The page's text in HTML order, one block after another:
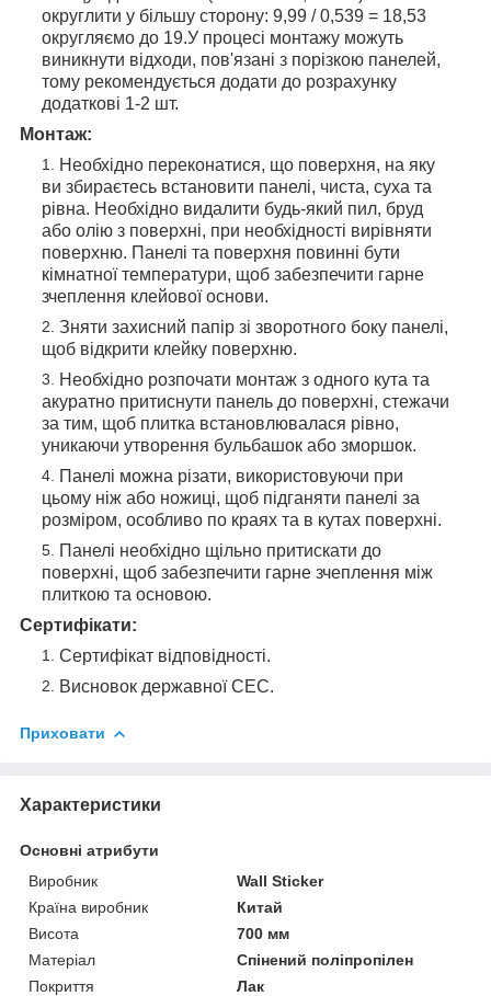
округлити у більшу сторону: 9,99 / 0,539 = 18,53
округляємо до 19.У процесі монтажу можуть
виникнути відходи, пов'язані з порізкою панелей,
тому рекомендується додати до розрахунку
додаткові 1-2 шт.
Монтаж:
Необхідно переконатися, що поверхня, на яку
ви збираєтесь встановити панелі, чиста, суха та
рівна. Необхідно видалити будь-який пил, бруд
або олію з поверхні, при необхідності вирівняти
поверхню. Панелі та поверхня повинні бути
кімнатної температури, щоб забезпечити гарне
зчеплення клейової основи.
Зняти захисний папір зі зворотного боку панелі,
щоб відкрити клейку поверхню.
Необхідно розпочати монтаж з одного кута та
акуратно притиснути панель до поверхні, стежачи
за тим, щоб плитка встановлювалася рівно,
уникаючи утворення бульбашок або зморшок.
Панелі можна різати, використовуючи при
цьому ніж або ножиці, щоб підганяти панелі за
розміром, особливо по краях та в кутах поверхні.
Панелі необхідно щільно притискати до
поверхні, щоб забезпечити гарне зчеплення між
плиткою та основою.
Сертифікати:
Сертифікат відповідності.
Висновок державної СЕС.
Приховати
Характеристики
Основні атрибути
Виробник
Wall Sticker
Країна виробник
Китай
Висота
700 мм
Матеріал
Спінений поліпропілен
Покриття
Лак